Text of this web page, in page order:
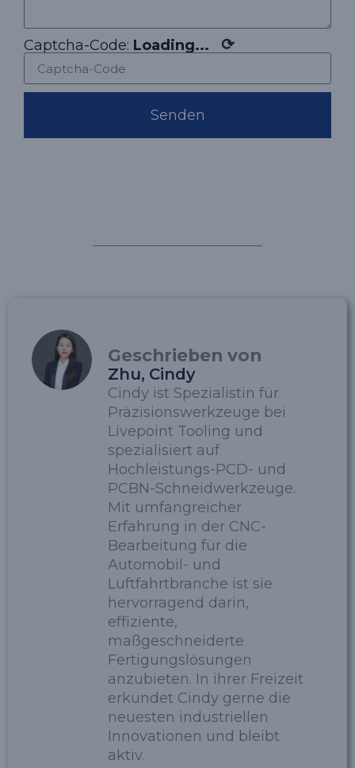
Captcha-Code: Loading... ⟳
Senden
Geschrieben von
Zhu, Cindy
Cindy ist Spezialistin für
Präzisionswerkzeuge bei
Livepoint Tooling und
spezialisiert auf
Hochleistungs-PCD- und
PCBN-Schneidwerkzeuge.
Mit umfangreicher
Erfahrung in der CNC-
Bearbeitung für die
Automobil- und
Luftfahrtbranche ist sie
hervorragend darin,
effiziente,
maßgeschneiderte
Fertigungslösungen
anzubieten. In ihrer Freizeit
erkundet Cindy gerne die
neuesten industriellen
Innovationen und bleibt
aktiv.